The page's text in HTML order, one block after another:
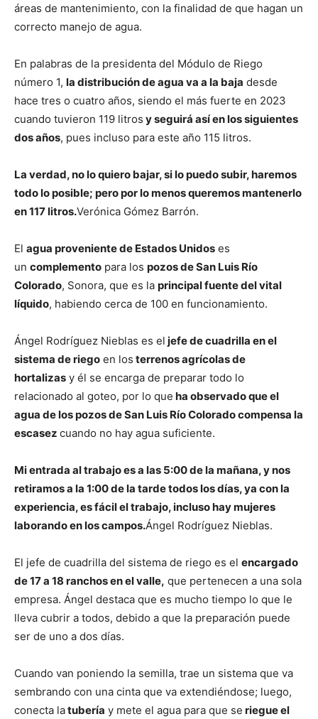
áreas de mantenimiento, con la finalidad de que hagan un
correcto manejo de agua.
En palabras de la presidenta del Módulo de Riego
número 1, la distribución de agua va a la baja desde
hace tres o cuatro años, siendo el más fuerte en 2023
cuando tuvieron 119 litros y seguirá así en los siguientes
dos años, pues incluso para este año 115 litros.
La verdad, no lo quiero bajar, si lo puedo subir, haremos
todo lo posible; pero por lo menos queremos mantenerlo
en 117 litros.Verónica Gómez Barrón.
El agua proveniente de Estados Unidos es
un complemento para los pozos de San Luis Río
Colorado, Sonora, que es la principal fuente del vital
líquido, habiendo cerca de 100 en funcionamiento.
Ángel Rodríguez Nieblas es el jefe de cuadrilla en el
sistema de riego en los terrenos agrícolas de
hortalizas y él se encarga de preparar todo lo
relacionado al goteo, por lo que ha observado que el
agua de los pozos de San Luis Río Colorado compensa la
escasez cuando no hay agua suficiente.
Mi entrada al trabajo es a las 5:00 de la mañana, y nos
retiramos a la 1:00 de la tarde todos los días, ya con la
experiencia, es fácil el trabajo, incluso hay mujeres
laborando en los campos.Ángel Rodríguez Nieblas.
El jefe de cuadrilla del sistema de riego es el encargado
de 17 a 18 ranchos en el valle, que pertenecen a una sola
empresa. Ángel destaca que es mucho tiempo lo que le
lleva cubrir a todos, debido a que la preparación puede
ser de uno a dos días.
Cuando van poniendo la semilla, trae un sistema que va
sembrando con una cinta que va extendiéndose; luego,
conecta latubería y mete el agua para que se riegue el